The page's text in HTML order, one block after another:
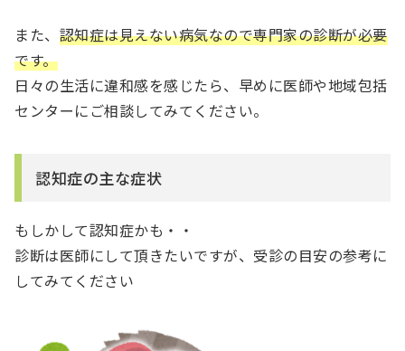
また、 認知症は見えない病気なので専門家の診断が必要
です。
日々の生活に違和感を感じたら、早めに医師や地域包括
センターにご相談してみてください。
認知症の主な症状
もしかして認知症かも・・
診断は医師にして頂きたいですが、受診の目安の参考に
してみてください